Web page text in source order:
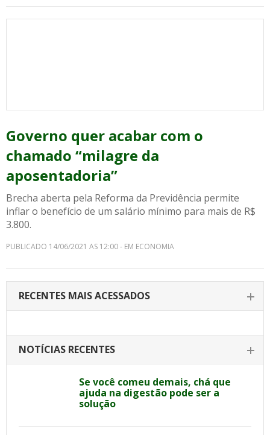
Governo quer acabar com o
chamado “milagre da
aposentadoria”
Brecha aberta pela Reforma da Previdência permite
inflar o benefício de um salário mínimo para mais de R$
3.800.
PUBLICADO 14/06/2021 AS 12:00 - EM ECONOMIA
RECENTES MAIS ACESSADOS
NOTÍCIAS RECENTES
Se você comeu demais, chá que
ajuda na digestão pode ser a
solução